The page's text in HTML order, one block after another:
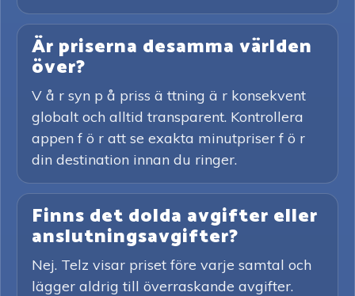
Är priserna desamma världen
över?
V å r syn p å priss ä ttning ä r konsekvent
globalt och alltid transparent. Kontrollera
appen f ö r att se exakta minutpriser f ö r
din destination innan du ringer.
Finns det dolda avgifter eller
anslutningsavgifter?
Nej. Telz visar priset före varje samtal och
lägger aldrig till överraskande avgifter.